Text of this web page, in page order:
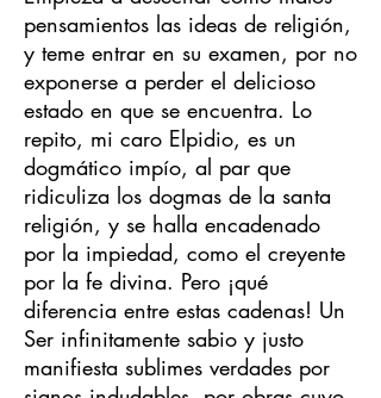
pensamientos las ideas de religión,
y teme entrar en su examen, por no
exponerse a perder el delicioso
estado en que se encuentra. Lo
repito, mi caro Elpidio, es un
dogmático impío, al par que
ridiculiza los dogmas de la santa
religión, y se halla encadenado
por la impiedad, como el creyente
por la fe divina. Pero ¡qué
diferencia entre estas cadenas! Un
Ser infinitamente sabio y justo
manifiesta sublimes verdades por